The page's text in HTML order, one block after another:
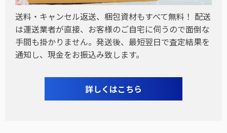
送料・キャンセル返送、梱包資材もすべて無料！ 配送
は運送業者が直接、お客様のご自宅に伺うので面倒な
手間も掛かりません。発送後、最短翌日で査定結果を
通知し、現金をお振込み致します。
詳しくはこちら